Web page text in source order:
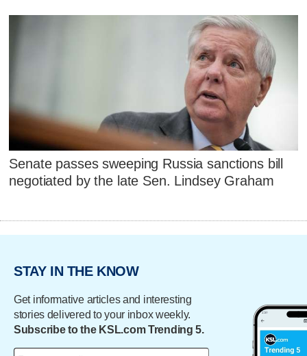
Senate passes sweeping Russia sanctions bill
negotiated by the late Sen. Lindsey Graham
STAY IN THE KNOW
Get informative articles and interesting
stories delivered to your inbox weekly.
Subscribe to the KSL.com Trending 5.